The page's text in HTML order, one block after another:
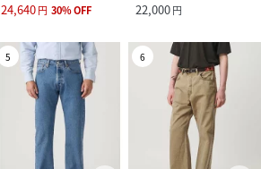
24,640円 30%OFF 22,000円
5 6